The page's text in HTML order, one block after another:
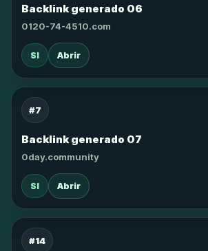
Backlink generado 06
0120-74-4510.com
SI Abrir
#7
Backlink generado 07
0day.community
SI Abrir
#14